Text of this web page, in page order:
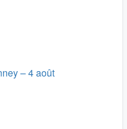
– 4 août